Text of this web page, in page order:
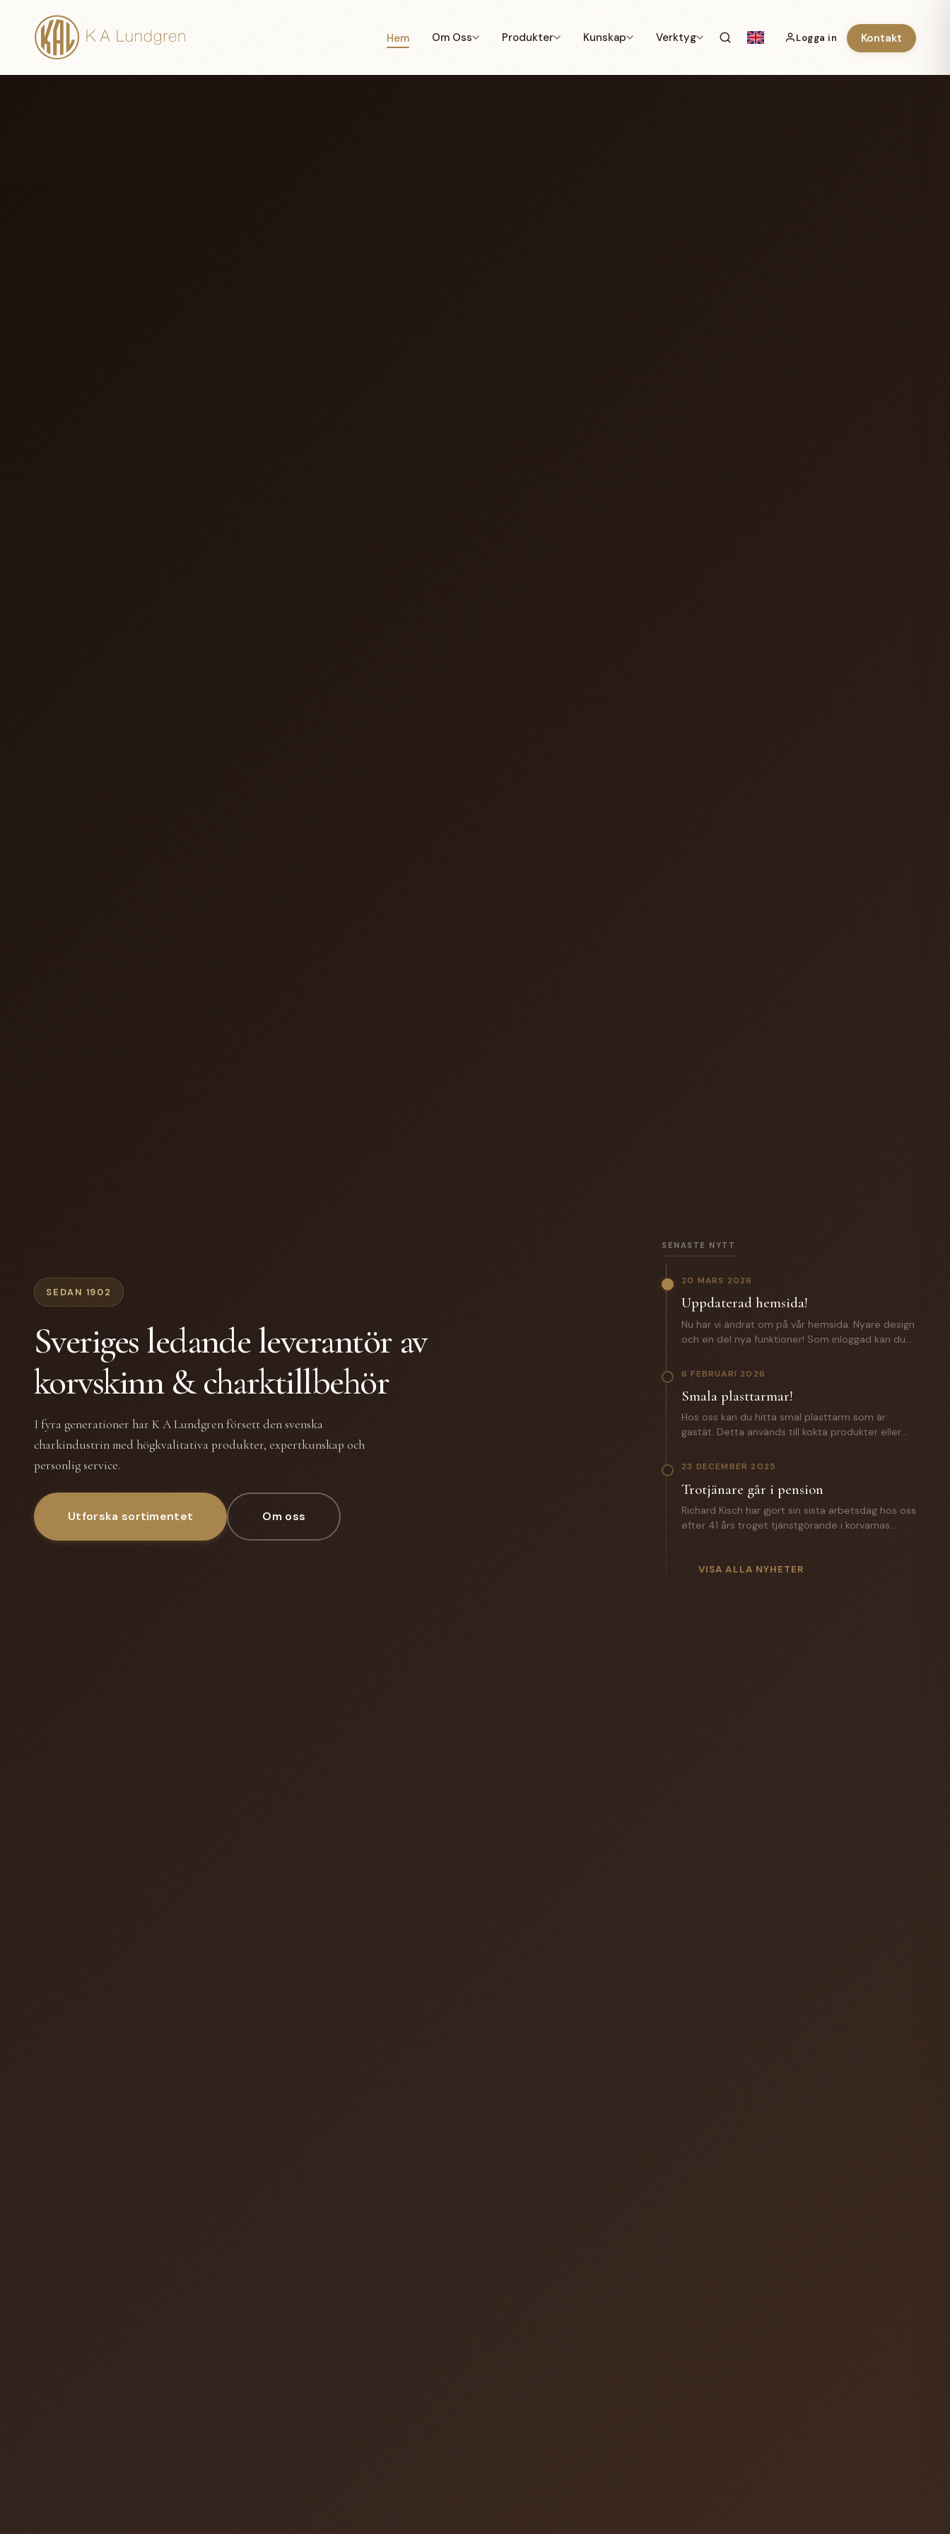
Hem Om Oss Produkter Kunskap Verktyg Logga in Kontakt
SEDAN 1902
Sveriges ledande leverantör av
korvskinn & charktillbehör
I fyra generationer har K A Lundgren försett den svenska
charkindustrin med högkvalitativa produkter, expertkunskap och
personlig service.
Utforska sortimentet Om oss
SENASTE NYTT
20 MARS 2026
Uppdaterad hemsida!
Nu har vi ändrat om på vår hemsida. Nyare design
och en del nya funktioner! Som inloggad kan du
komma åt: - Certifikat och specifikationer. -
En zip fil med samtliga certifikat och
produktspecifikationer. Saknar du
inloggningsuppgifter? Hör av dig till oss!
6 FEBRUARI 2026
Smala plasttarmar!
Hos oss kan du hitta smal plasttarm som är
gastät. Detta används till kokta produkter eller
lättnad på slutprodukten. Till ett vegosortiment
oss för mer information.
23 DECEMBER 2025
Trotjänare går i pension
Richard Kisch har gjort sin sista arbetsdag hos oss
efter 41 års troget tjänstgörande i korvarnas
torsdags gick Anette Hellman i pension efter 12 år
VISA ALLA NYHETER